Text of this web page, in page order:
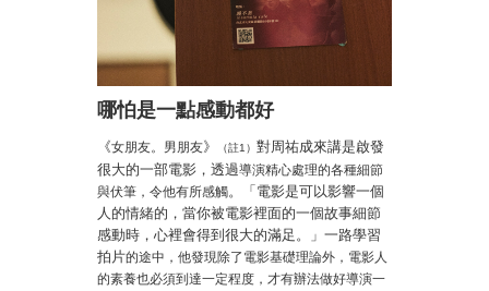
哪怕是一點感動都好
《女朋友。男朋友》 （註1） 對周祐成來講是啟發
很大的一部電影，透過導演精心處理的各種細節
與伏筆，令他有所感觸。「電影是可以影響一個
人的情緒的，當你被電影裡面的一個故事細節
感動時，心裡會得到很大的滿足。」一路學習
拍片的途中，他發現除了電影基礎理論外，電影人
的素養也必須到達一定程度，才有辦法做好導演一